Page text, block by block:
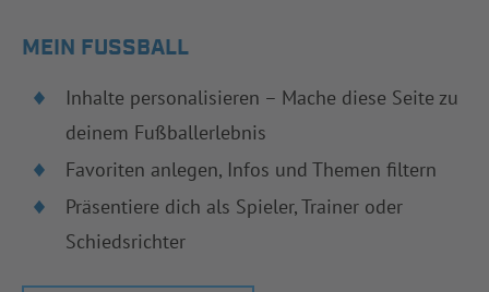
MEIN FUSSBALL
Inhalte personalisieren – Mache diese Seite zu
deinem Fußballerlebnis
Favoriten anlegen, Infos und Themen filtern
Präsentiere dich als Spieler, Trainer oder
Schiedsrichter